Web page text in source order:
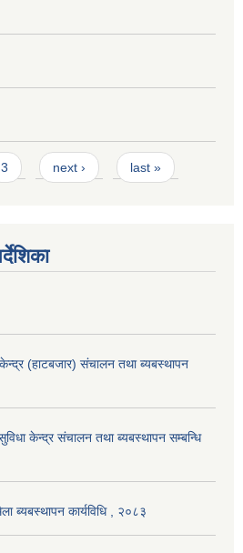
3 next › last »
(हाटबजार) संचालन तथा ब्यबस्थापन
केन्द्र संचालन तथा ब्यबस्थापन सम्बन्धि
ब्यबस्थापन कार्यविधि , २०८३